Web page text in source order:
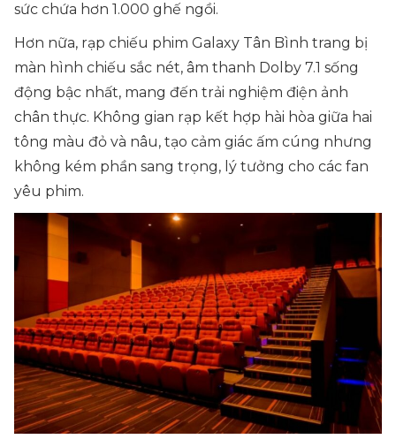
sức chứa hơn 1.000 ghế ngồi.
Hơn nữa, rạp chiếu phim Galaxy Tân Bình trang bị
màn hình chiếu sắc nét, âm thanh Dolby 7.1 sống
động bậc nhất, mang đến trải nghiệm điện ảnh
chân thực. Không gian rạp kết hợp hài hòa giữa hai
tông màu đỏ và nâu, tạo cảm giác ấm cúng nhưng
không kém phần sang trọng, lý tưởng cho các fan
yêu phim.